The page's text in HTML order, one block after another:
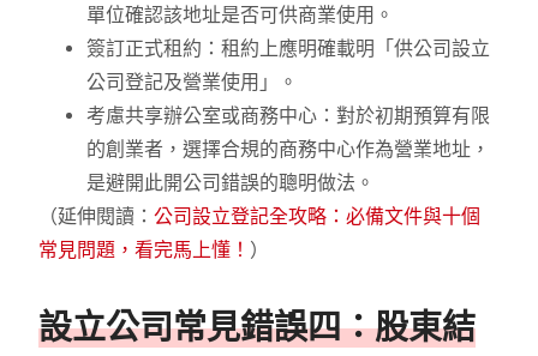
單位確認該地址是否可供商業使用。
簽訂正式租約：租約上應明確載明「供公司設立
公司登記及營業使用」。
考慮共享辦公室或商務中心：對於初期預算有限
的創業者，選擇合規的商務中心作為營業地址，
是避開此開公司錯誤的聰明做法。
（延伸閱讀：公司設立登記全攻略：必備文件與十個
常見問題，看完馬上懂！ ）
設立公司常見錯誤四：股東結